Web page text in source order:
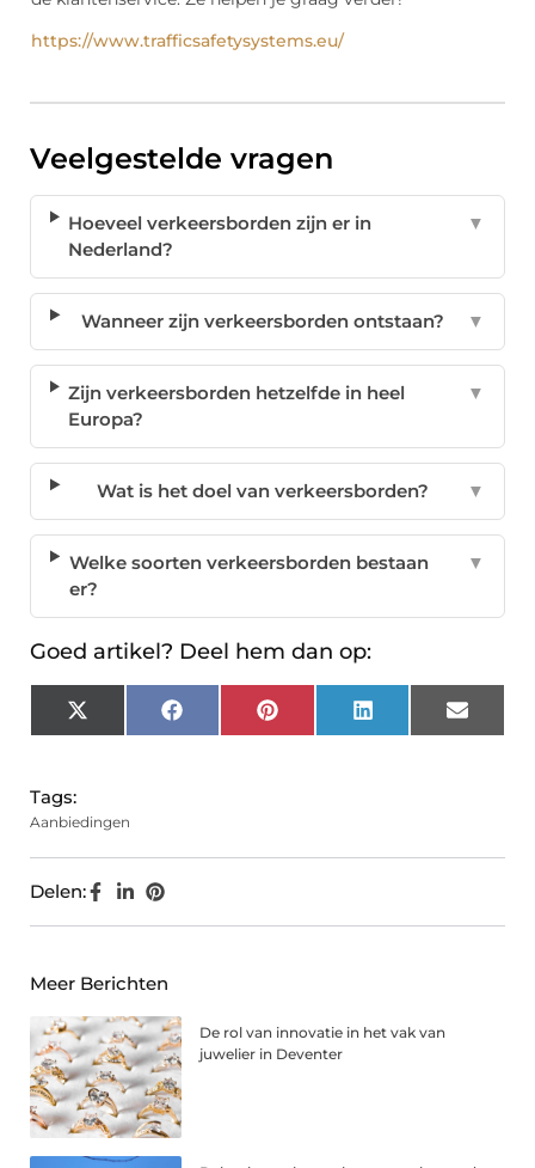
https://www.trafficsafetysystems.eu/
Veelgestelde vragen
Hoeveel verkeersborden zijn er in
Nederland?
▼
Wanneer zijn verkeersborden ontstaan? ▼
Zijn verkeersborden hetzelfde in heel
Europa?
▼
Wat is het doel van verkeersborden? ▼
Welke soorten verkeersborden bestaan
er?
▼
Goed artikel? Deel hem dan op:
X
(Twitter)
FacebookPinterest LinkedIn Email
Tags:
Aanbiedingen
Delen:
Meer Berichten
De rol van innovatie in het vak van
juwelier in Deventer